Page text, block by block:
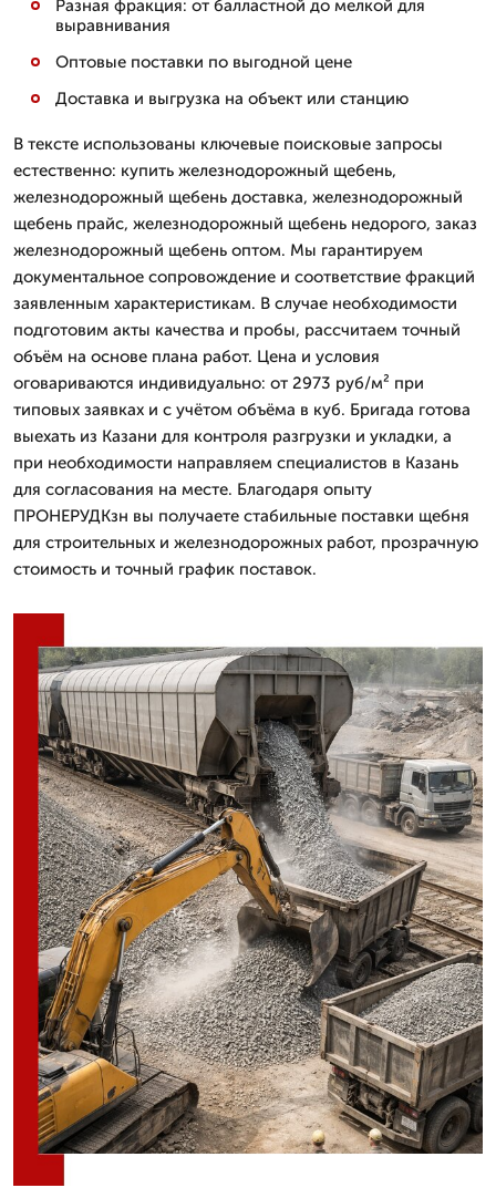
Разная фракция: от балластной до мелкой для
выравнивания
Оптовые поставки по выгодной цене
Доставка и выгрузка на объект или станцию
В тексте использованы ключевые поисковые запросы
естественно: купить железнодорожный щебень,
железнодорожный щебень доставка, железнодорожный
щебень прайс, железнодорожный щебень недорого, заказ
железнодорожный щебень оптом. Мы гарантируем
документальное сопровождение и соответствие фракций
заявленным характеристикам. В случае необходимости
подготовим акты качества и пробы, рассчитаем точный
объём на основе плана работ. Цена и условия
оговариваются индивидуально: от 2973 руб/м² при
типовых заявках и с учётом объёма в куб. Бригада готова
выехать из Казани для контроля разгрузки и укладки, а
при необходимости направляем специалистов в Казань
для согласования на месте. Благодаря опыту
ПРОНЕРУДКзн вы получаете стабильные поставки щебня
для строительных и железнодорожных работ, прозрачную
стоимость и точный график поставок.